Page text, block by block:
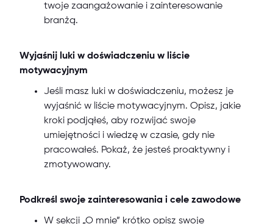
twoje zaangażowanie i zainteresowanie
branżą.
Wyjaśnij luki w doświadczeniu w liście
motywacyjnym
Jeśli masz luki w doświadczeniu, możesz je
wyjaśnić w liście motywacyjnym. Opisz, jakie
kroki podjąłeś, aby rozwijać swoje
umiejętności i wiedzę w czasie, gdy nie
pracowałeś. Pokaż, że jesteś proaktywny i
zmotywowany.
Podkreśl swoje zainteresowania i cele zawodowe
W sekcji „O mnie” krótko opisz swoje